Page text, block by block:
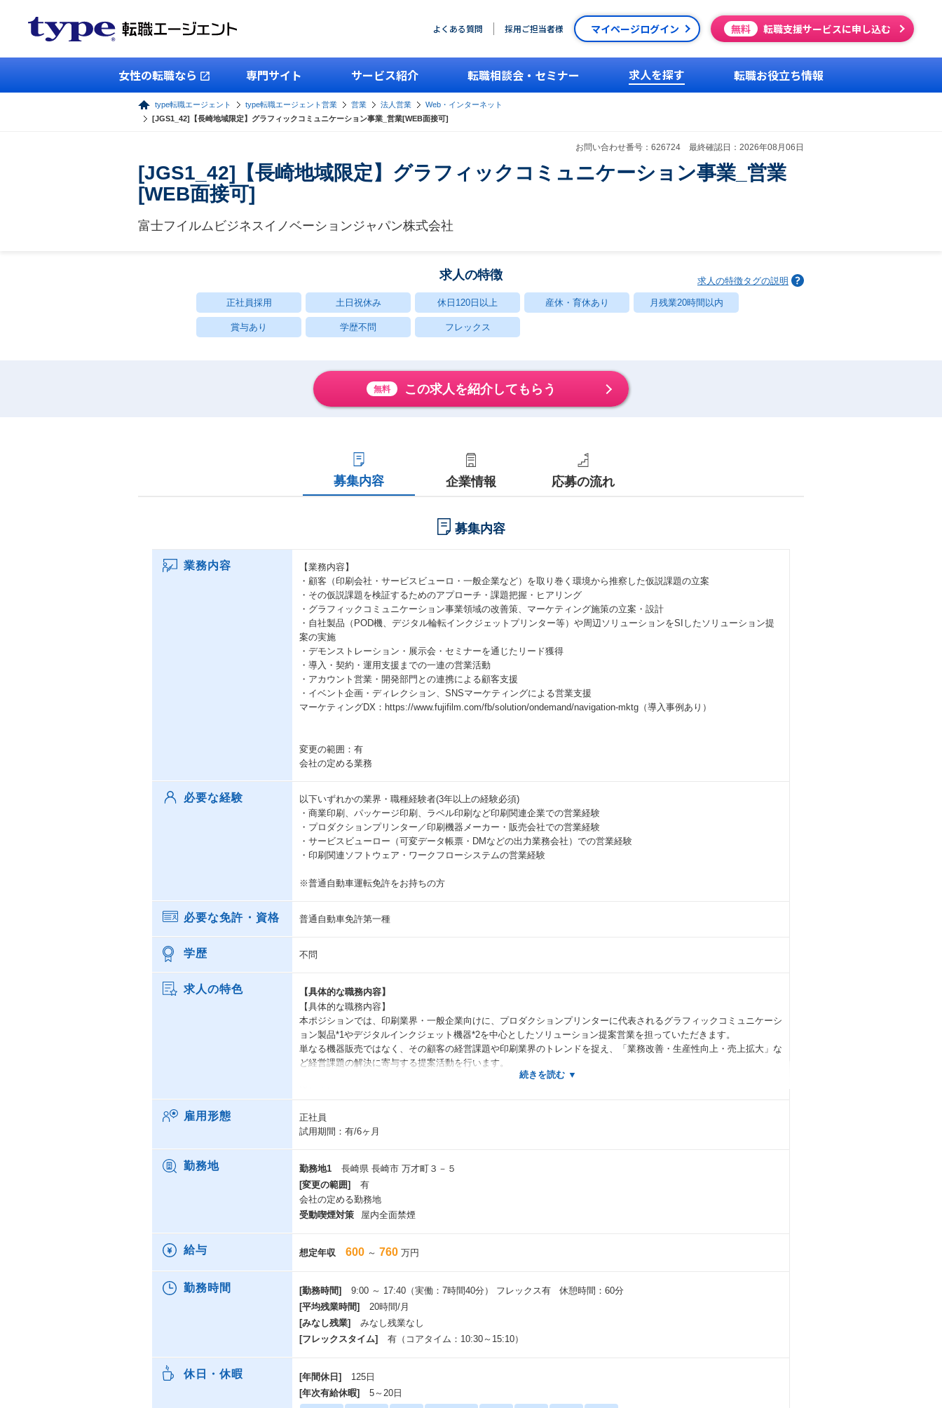
よくある質問 採用ご担当者様 マイページログイン 無料 転職支援サービスに申し込む
女性の転職なら 専門サイト サービス紹介 転職相談会・セミナー 求人を探す 転職お役立ち情報
type転職エージェント type転職エージェント営業 営業 法人営業
Web・インターネット
[JGS1_42]【長崎地域限定】グラフィックコミュニケーション事業_営業[WEB面接可]
お問い合わせ番号：626724 最終確認日：2026年08月06日
[JGS1_42]【長崎地域限定】グラフィックコミュニケーション事業_営業
[WEB面接可]
富士フイルムビジネスイノベーションジャパン株式会社
求人の特徴 求人の特徴タグの説明
正社員採用 土日祝休み 休日120日以上 産休・育休あり 月残業20時間以内
賞与あり 学歴不問 フレックス
無料 この求人を紹介してもらう
募集内容 企業情報 応募の流れ
募集内容
業務内容
【業務内容】
・顧客（印刷会社・サービスビューロ・一般企業など）を取り巻く環境から推察した仮説課題の立案
・その仮説課題を検証するためのアプローチ・課題把握・ヒアリング
・グラフィックコミュニケーション事業領域の改善策、マーケティング施策の立案・設計
・自社製品（POD機、デジタル輪転インクジェットプリンター等）や周辺ソリューションをSIしたソリューション提
案の実施
・デモンストレーション・展示会・セミナーを通じたリード獲得
・導入・契約・運用支援までの一連の営業活動
・アカウント営業・開発部門との連携による顧客支援
・イベント企画・ディレクション、SNSマーケティングによる営業支援
マーケティングDX：https://www.fujifilm.com/fb/solution/ondemand/navigation-mktg（導入事例あり）
変更の範囲：有
会社の定める業務
必要な経験
以下いずれかの業界・職種経験者(3年以上の経験必須)
・商業印刷、パッケージ印刷、ラベル印刷など印刷関連企業での営業経験
・プロダクションプリンター／印刷機器メーカー・販売会社での営業経験
・サービスビューロー（可変データ帳票・DMなどの出力業務会社）での営業経験
・印刷関連ソフトウェア・ワークフローシステムの営業経験
※普通自動車運転免許をお持ちの方
必要な免許・資格 普通自動車免許第一種
学歴 不問
求人の特色
【具体的な職務内容】
【具体的な職務内容】
本ポジションでは、印刷業界・一般企業向けに、プロダクションプリンターに代表されるグラフィックコミュニケーシ
ョン製品*1やデジタルインクジェット機器*2を中心としたソリューション提案営業を担っていただきます。
単なる機器販売ではなく、その顧客の経営課題や印刷業界のトレンドを捉え、「業務改善・生産性向上・売上拡大」な
ど経営課題の解決に寄与する提案活動を行います。
・デジタル印刷機やワークフローシステムの販売・導入支援
・チラシ・カタログ・パッケージ・DMを高品質化、効率化させるデジタル印刷機を提案
クロス・アップセル向上による増力化を支援
■サービスビューロー・印刷会社へ
・出力サービスの高品質化、制作プロセス改善
・印刷の効率化や自動化、少量多品種対応などによる同社機器の生産財としての価値化提案
・印刷ビジネスのDX・新市場創出など顧客成長へ直結する増力化提案
・機械を売るだけでなく、喫緊の経営課題（生産性・利益率・受注拡大など）に寄り添い、デジタル印刷技術とソリュ
ーション力を通じて課題解決や新しいビジネスモデルを作る提案
*1 グラフィックコミュニケーション製品：
https://www.fujifilm.com/fb/product/publishing?lnk=flyout
*2 デジタルインクジェット機器：
https://www.fujifilm.com/jp/ja/business/graphic/digitalinkjet
雇用形態
正社員
試用期間：有/6ヶ月
勤務地 勤務地1
長崎県 長崎市 万才町３－５
[変更の範囲]
有
会社の定める勤務地
受動喫煙対策
屋内全面禁煙
給与 想定年収 600 ～ 760 万円
勤務時間 [勤務時間]
9:00 ～ 17:40（実働：7時間40分） フレックス有 休憩時間：60分
[平均残業時間]
20時間/月
[みなし残業]
みなし残業なし
[フレックスタイム]
有（コアタイム：10:30～15:10）
休日・休暇 [年間休日]
125日
[年次有給休暇]
5～20日